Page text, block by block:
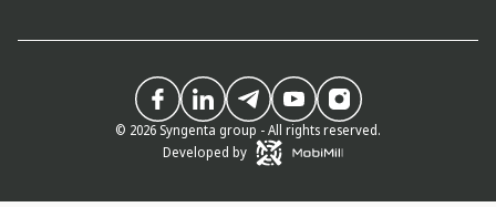
© 2026 Syngenta group - All rights reserved.
Developed by